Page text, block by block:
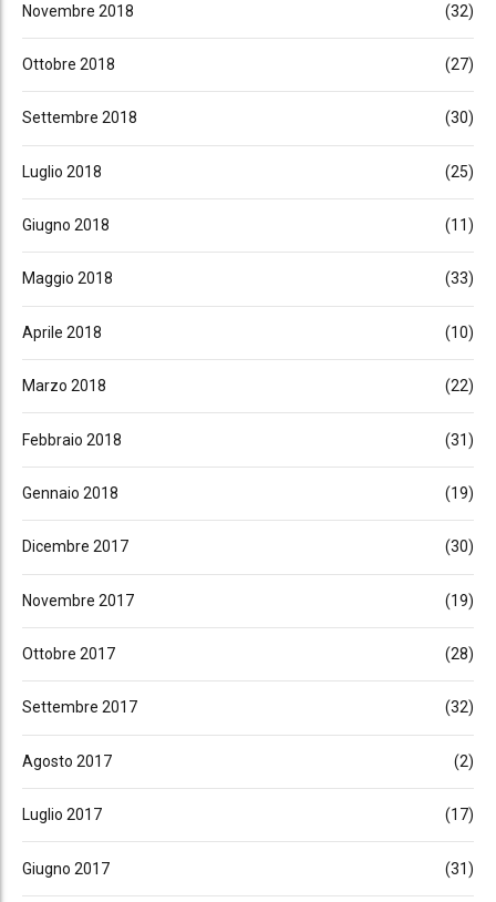
Novembre 2018 (32)
Ottobre 2018 (27)
Settembre 2018 (30)
Luglio 2018 (25)
Giugno 2018 (11)
Maggio 2018 (33)
Aprile 2018 (10)
Marzo 2018 (22)
Febbraio 2018 (31)
Gennaio 2018 (19)
Dicembre 2017 (30)
Novembre 2017 (19)
Ottobre 2017 (28)
Settembre 2017 (32)
Agosto 2017 (2)
Luglio 2017 (17)
Giugno 2017 (31)